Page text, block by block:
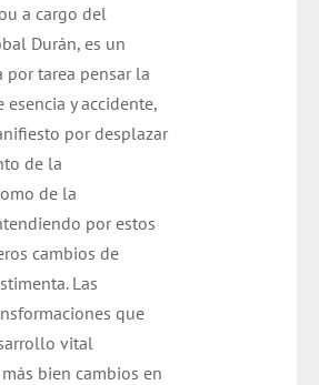
a cargo del
Durán, es un
por tarea pensar la
y accidente,
por desplazar
de la
de la
por estos
cambios de
Las
que
vital
bien cambios en